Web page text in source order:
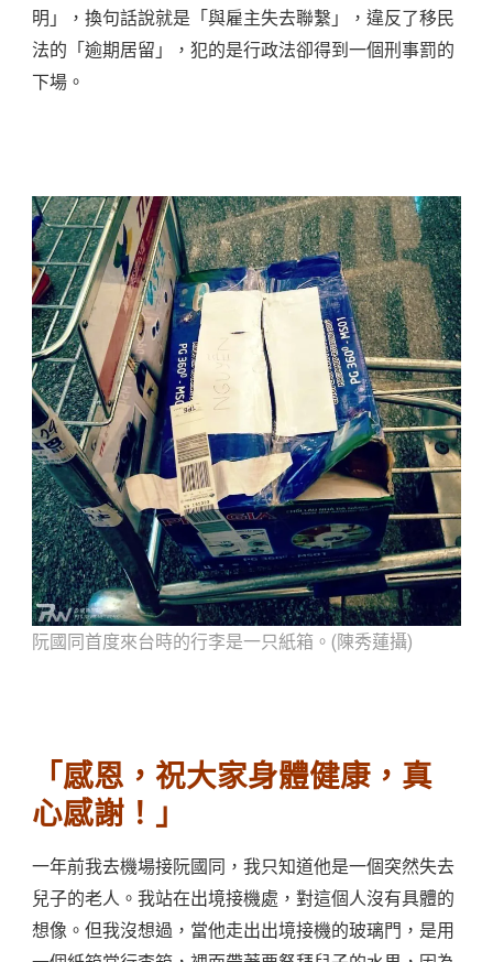
明」，換句話說就是「與雇主失去聯繫」，違反了移民
法的「逾期居留」，犯的是行政法卻得到一個刑事罰的
下場。
阮國同首度來台時的行李是一只紙箱。(陳秀蓮攝)
「感恩，祝大家身體健康，真
心感謝！」
一年前我去機場接阮國同，我只知道他是一個突然失去
兒子的老人。我站在出境接機處，對這個人沒有具體的
想像。但我沒想過，當他走出出境接機的玻璃門，是用